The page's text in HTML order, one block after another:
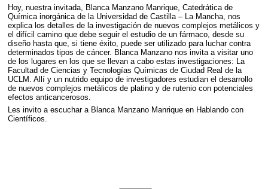
Hoy, nuestra invitada, Blanca Manzano Manrique, Catedrática de
Química inorgánica de la Universidad de Castilla – La Mancha, nos
explica los detalles de la investigación de nuevos complejos metálicos y
el difícil camino que debe seguir el estudio de un fármaco, desde su
diseño hasta que, si tiene éxito, puede ser utilizado para luchar contra
determinados tipos de cáncer. Blanca Manzano nos invita a visitar uno
de los lugares en los que se llevan a cabo estas investigaciones: La
Facultad de Ciencias y Tecnologías Químicas de Ciudad Real de la
UCLM . Allí y un nutrido equipo de investigadores estudian el desarrollo
de nuevos complejos metálicos de platino y de rutenio con potenciales
efectos anticancerosos.
Les invito a escuchar a Blanca Manzano Manrique en Hablando con
Científicos.